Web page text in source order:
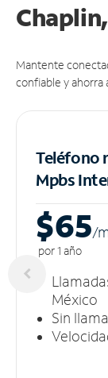
Mantente
confiable y ahorra
Teléfono
Mpbs
$65/
por 1 año
México
Sin